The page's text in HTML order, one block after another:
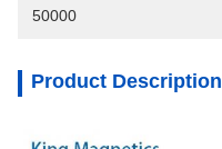
50000
Product Description